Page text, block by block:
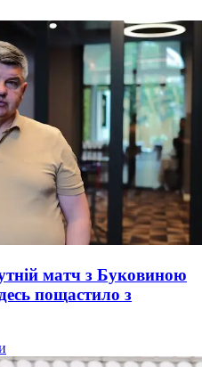
матч з Буковиною
пощастило з